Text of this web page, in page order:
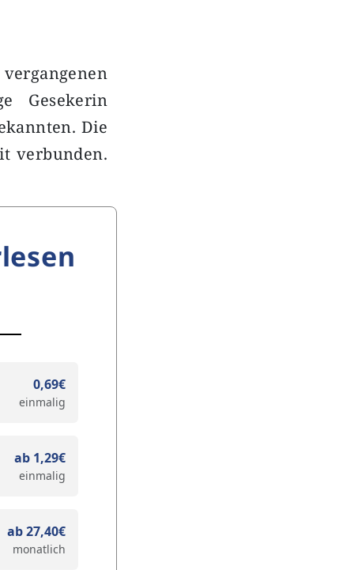
Gesekerin
Die
verbunden.
0,69€
einmalig
ab 1,29€
einmalig
ab 27,40€
monatlich